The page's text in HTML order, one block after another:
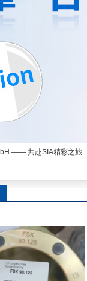
—— 共赴SIA精彩之旅